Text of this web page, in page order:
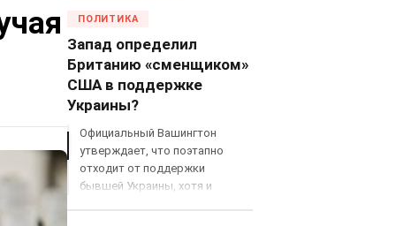
ПОЛИТИКА
Запад определил
Британию «сменщиком»
США в поддержке
Украины?
Официальный Вашингтон
утверждает, что поэтапно
отходит от поддержки
бывшей Украины, хотя и